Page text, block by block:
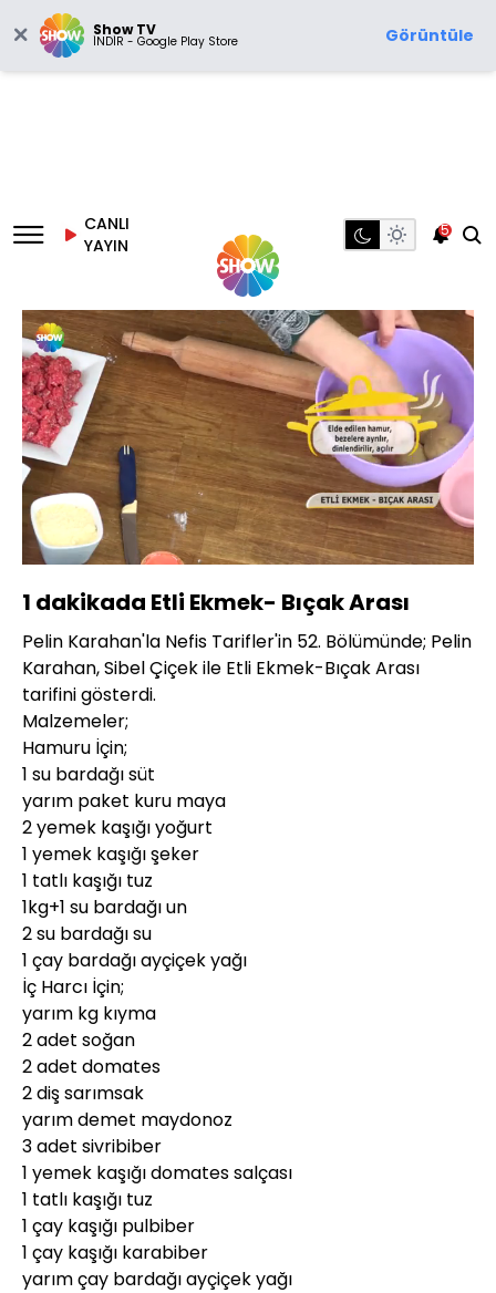
Show TV
İNDİR - Google Play Store Görüntüle
CANLI
YAYIN
5
Sesi
Aç
360P
Yüklendi:
72.64%
Oynatma
Hızı
1 dakikada Etli Ekmek- Bıçak Arası
Pelin Karahan'la Nefis Tarifler'in 52. Bölümünde; Pelin
Karahan, Sibel Çiçek ile Etli Ekmek-Bıçak Arası
tarifini gösterdi.
Malzemeler;
Hamuru İçin;
1 su bardağı süt
yarım paket kuru maya
2 yemek kaşığı yoğurt
1 yemek kaşığı şeker
1 tatlı kaşığı tuz
1kg+1 su bardağı un
2 su bardağı su
1 çay bardağı ayçiçek yağı
İç Harcı İçin;
yarım kg kıyma
2 adet soğan
2 adet domates
2 diş sarımsak
yarım demet maydonoz
3 adet sivribiber
1 yemek kaşığı domates salçası
1 tatlı kaşığı tuz
1 çay kaşığı pulbiber
1 çay kaşığı karabiber
yarım çay bardağı ayçiçek yağı